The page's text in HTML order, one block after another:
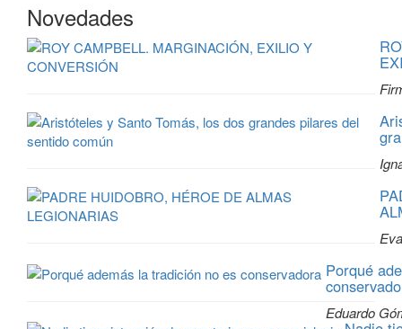
Novedades
Porqué
Eduardo